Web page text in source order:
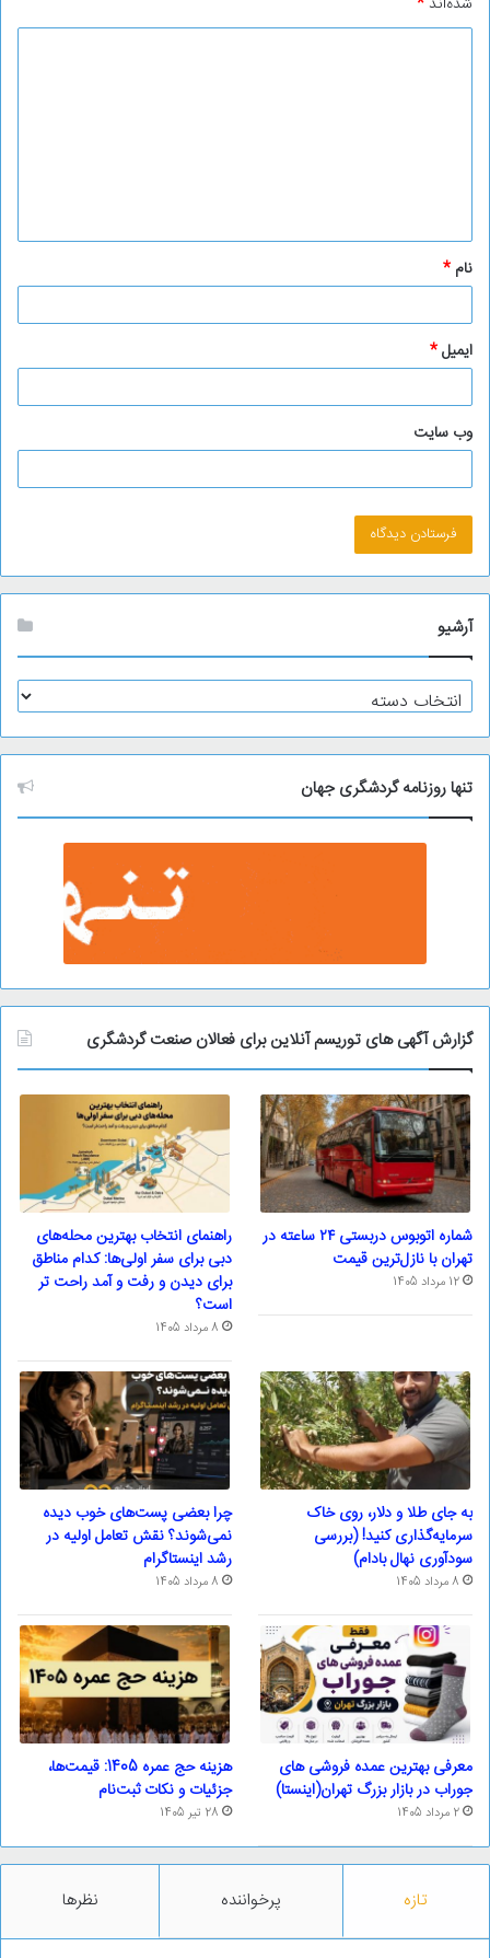
*
نام *
ایمیل*
وب‌ سایت
آرشیو
آ
ر
ش
ی
و
تنها روزنامه گردشگری جهان
گزارش آگهی های توریسم آنلاین برای فعالان صنعت گردشگری
شماره اتوبوس دربستی ۲۴ ساعته در
تهران با نازل‌ترین قیمت
12 مرداد 1405
راهنمای انتخاب بهترین محله‌های
دبی برای سفر اولی‌ها: کدام مناطق
برای دیدن و رفت و آمد راحت تر
است؟
8 مرداد 1405
به جای طلا و دلار، روی خاک
سرمایه‌گذاری کنید! (بررسی
سودآوری نهال بادام)
8 مرداد 1405
چرا بعضی پست‌های خوب دیده
نمی‌شوند؟ نقش تعامل اولیه در
رشد اینستاگرام
8 مرداد 1405
معرفی بهترین عمده فروشی های
جوراب در بازار بزرگ تهران(اینستا)
2 مرداد 1405
هزینه حج عمره 1405: قیمت‌ها،
جزئیات و نکات ثبت‌نام
28 تیر 1405
تازه پرخواننده نظرها